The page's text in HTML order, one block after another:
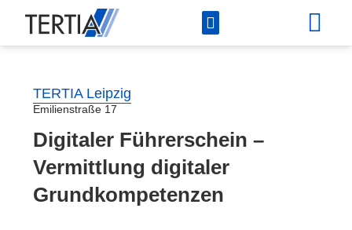
TERTIA Leipzig
Emilienstraße 17
Digitaler Führerschein –
Vermittlung digitaler
Grundkompetenzen